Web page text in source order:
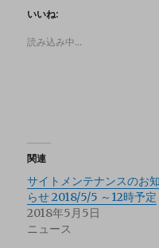
いいね:
読み込み中…
関連
サイトメンテナンスのお知
らせ 2018/5/5 ～12時予定
2018年5月5日
ニュース